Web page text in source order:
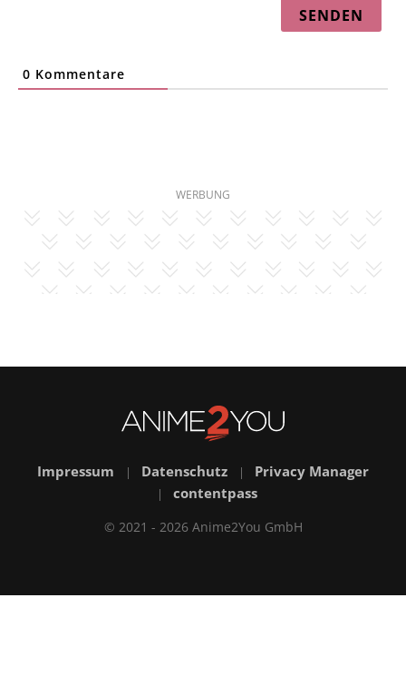
0 Kommentare
WERBUNG
Impressum | Datenschutz | Privacy Manager
| contentpass
© 2021 - 2026 Anime2You GmbH